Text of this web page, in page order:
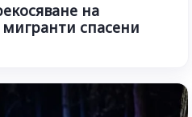
на
спасени